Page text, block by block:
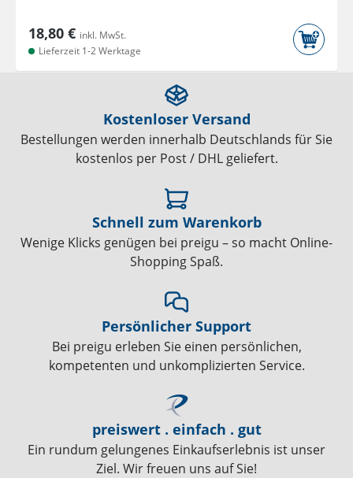
18,80 € inkl. MwSt.
Lieferzeit 1-2 Werktage
Kostenloser Versand
Bestellungen werden innerhalb Deutschlands für Sie
kostenlos per Post / DHL geliefert.
Schnell zum Warenkorb
Wenige Klicks genügen bei preigu – so macht Online-
Shopping Spaß.
Persönlicher Support
Bei preigu erleben Sie einen persönlichen,
kompetenten und unkomplizierten Service.
preiswert . einfach . gut
Ein rundum gelungenes Einkaufserlebnis ist unser
Ziel. Wir freuen uns auf Sie!